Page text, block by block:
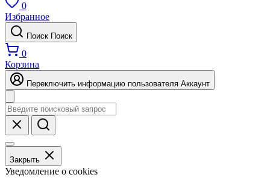
0
Избранное
Поиск Поиск
0
Корзина
Переключить информацию пользователя Аккаунт
Закрыть
Уведомление о cookies